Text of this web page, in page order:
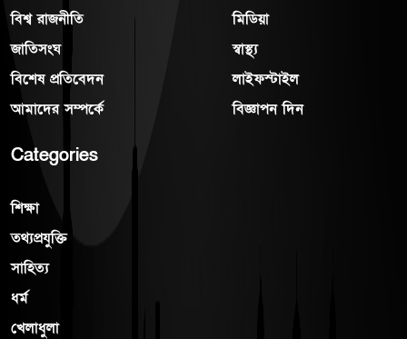
বিশ্ব রাজনীতি
জাতিসংঘ
বিশেষ প্রতিবেদন
আমাদের সম্পর্কে
মিডিয়া
স্বাস্থ্য
লাইফস্টাইল
বিজ্ঞাপন দিন
Categories
শিক্ষা
তথ্যপ্রযুক্তি
সাহিত্য
ধর্ম
খেলাধুলা